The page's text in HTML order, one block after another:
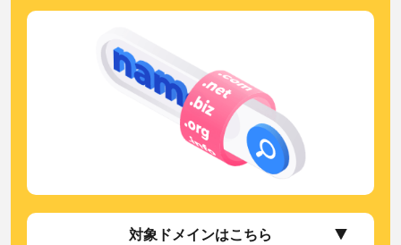
対象ドメインはこちら